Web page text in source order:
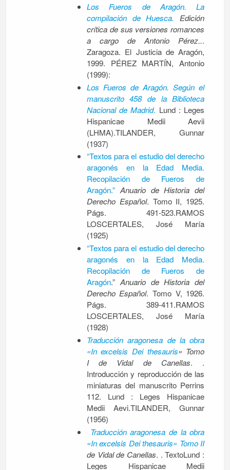
Los Fueros de Aragón. La
compilación de Huesca. Edición
crítica de sus versiones romances
a cargo de Antonio Pérez...
Zaragoza. El Justicia de Aragón,
1999. PÉREZ MARTÍN, Antonio
(1999):
Los Fueros de Aragón. Según el
manuscrito 458 de la Biblioteca
Nacional de Madrid. Lund : Leges
Hispanicae Medii Aevii
(LHMA).TILANDER, Gunnar
(1937)
“Textos para el estudio del derecho
aragonés en la Edad Media.
Recopilación de Fueros de
Aragón.” Anuario de Historia del
Derecho Español. Tomo II, 1925.
Págs. 491-523.RAMOS
LOSCERTALES, José María
(1925)
“Textos para el estudio del derecho
aragonés en la Edad Media.
Recopilación de Fueros de
Aragón.” Anuario de Historia del
Derecho Español. Tomo V, 1926.
Págs. 389-411.RAMOS
LOSCERTALES, José María
(1928)
Traducción aragonesa de la obra
«In excelsis Dei thesauris» Tomo
I de Vidal de Canellas. .
Introducción y reproducción de las
miniaturas del manuscrito Perrins
112. Lund : Leges Hispanicae
Medii Aevi.TILANDER, Gunnar
(1956)
Traducción aragonesa de la obra
«In excelsis Dei thesauris» Tomo II
de Vidal de Canellas. . TextoLund :
Leges Hispanicae Medii